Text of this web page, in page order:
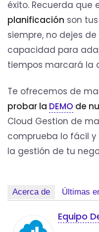
éxito. Recuerda que
planificación son
siempre, no dejes
capacidad para
tiempos marcará la
Te ofrecemos de
probar la DEMO de
Cloud Gestion de
comprueba lo fácil
la gestión de tu
Acerca de Últimas
Equipo